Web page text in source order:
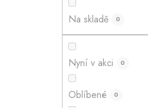
Na skladě 0
Nyní v akci 0
Oblíbené 0